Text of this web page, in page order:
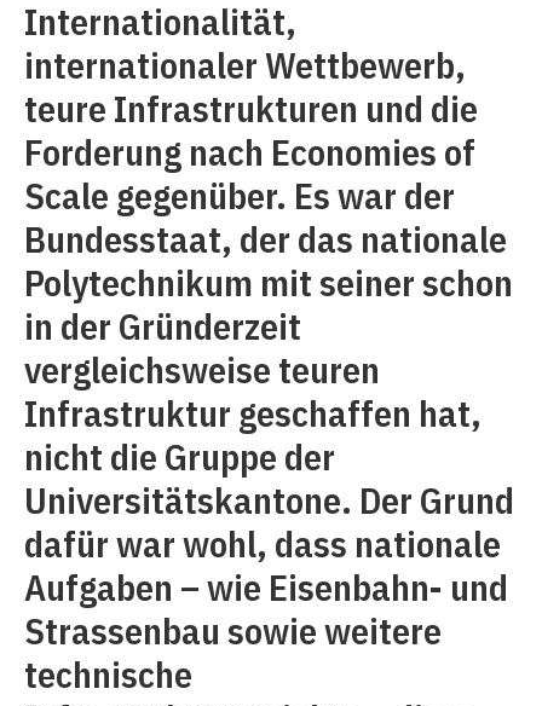
Internationalität,
internationaler Wettbewerb,
teure Infrastrukturen und die
Forderung nach Economies of
Scale gegenüber. Es war der
Bundesstaat, der das nationale
Polytechnikum mit seiner schon
in der Gründerzeit
vergleichsweise teuren
Infrastruktur geschaffen hat,
nicht die Gruppe der
Universitätskantone. Der Grund
dafür war wohl, dass nationale
Aufgaben – wie Eisenbahn- und
Strassenbau sowie weitere
technische